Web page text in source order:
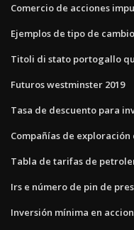
Comercio de acciones
Ejemplos de tipo de
Titoli di stato portogallo
Futuros westminster 2019
Tasa de descuento para
Compañías de
Tabla de tarifas de
Irs e número de pin de
Inversión mínima en